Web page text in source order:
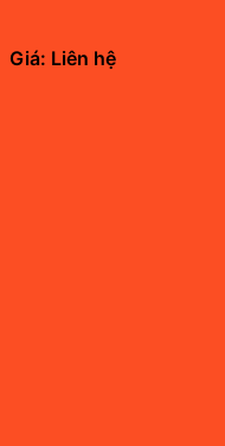
Giá: Liên hệ